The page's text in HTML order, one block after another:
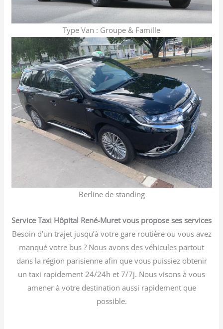
Type Van : Groupe & Famille
Berline de standing
Service Taxi Hôpital René-Muret vous propose ses services
Besoin d’un trajet jusqu’à votre gare routière ou vous avez
manqué votre bus ? Nous avons des véhicules partout
dans la région parisienne afin que vous puissiez obtenir
un taxi rapidement 24/24h et 7/7j. Nous visons à vous
amener à votre destination aussi rapidement que
possible.